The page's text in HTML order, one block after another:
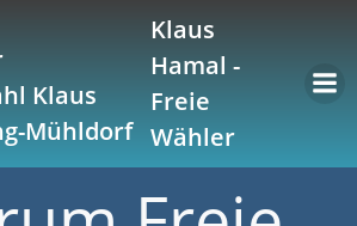
springen
Klaus
Hamal -
Freie
Wähler